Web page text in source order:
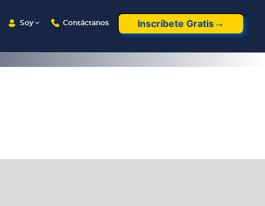
Soy Contáctanos Inscríbete Gratis